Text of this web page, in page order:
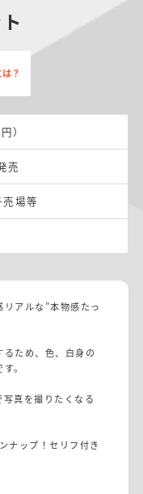
？
）
売
場等
アルな”本物感たっ
ため、色、白身の
。
真を撮りたくなる
ナップ！セリフ付き